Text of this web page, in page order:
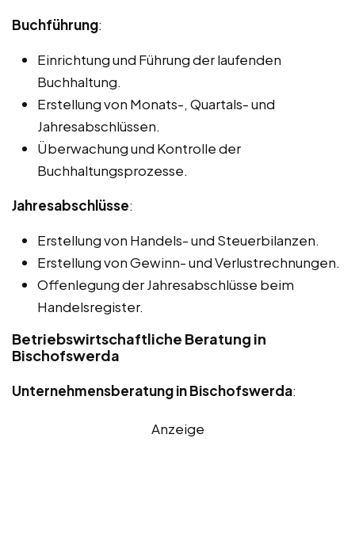
Buchführung:
Einrichtung und Führung der laufenden
Buchhaltung.
Erstellung von Monats-, Quartals- und
Jahresabschlüssen.
Überwachung und Kontrolle der
Buchhaltungsprozesse.
Jahresabschlüsse:
Erstellung von Handels- und Steuerbilanzen.
Erstellung von Gewinn- und Verlustrechnungen.
Offenlegung der Jahresabschlüsse beim
Handelsregister.
Betriebswirtschaftliche Beratung in
Bischofswerda
Unternehmensberatung in Bischofswerda:
Anzeige